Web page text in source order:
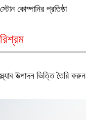
কোম্পানির প্রতিষ্ঠা
উত্পাদন ভিত্তি তৈরি করুন